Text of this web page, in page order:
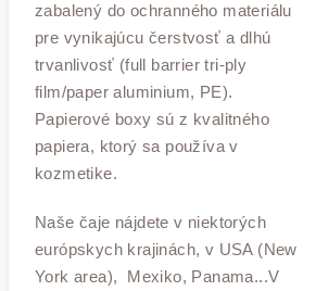
zabalený do ochranného materiálu
pre vynikajúcu čerstvosť a dlhú
trvanlivosť (full barrier tri-ply
film/paper aluminium, PE).
Papierové boxy sú z kvalitného
papiera, ktorý sa používa v
kozmetike.
Naše čaje nájdete v niektorých
európskych krajinách, v USA (New
York area), Mexiko, Panama...V